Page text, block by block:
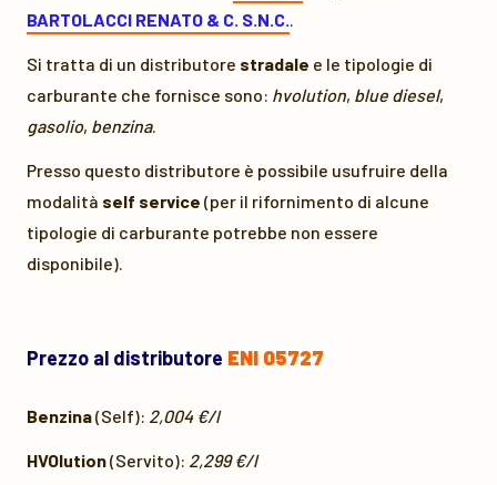
BARTOLACCI RENATO & C. S.N.C..
Si tratta di un distributore stradale e le tipologie di
carburante che fornisce sono: hvolution, blue diesel,
gasolio, benzina.
Presso questo distributore è possibile usufruire della
modalità self service (per il rifornimento di alcune
tipologie di carburante potrebbe non essere
disponibile).
Prezzo al distributore ENI 05727
Benzina(Self): 2,004 €/l
HVOlution(Servito): 2,299 €/l